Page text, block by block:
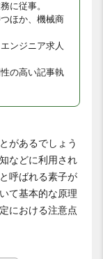
に従事。
ほか、機械商
ンジニア求人
の高い記事執
があるでしょう
などに利用され
呼ばれる素子が
て基本的な原理
における注意点